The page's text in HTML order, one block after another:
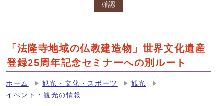
確認
「法隆寺地域の仏教建造物」世界文化遺産
登録25周年記念セミナーへの別ルート
ホーム 観光・文化・スポーツ
観光
イベント・観光の情報